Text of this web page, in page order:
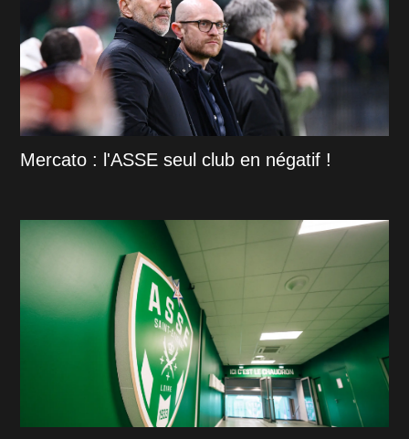
Mercato : l'ASSE seul club en négatif !